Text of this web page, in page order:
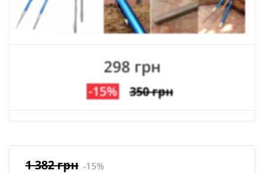
298 грн
-15% 350 грн
-15%
1 382 грн